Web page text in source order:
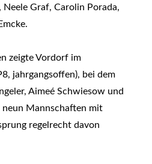
Neele Graf, Carolin Porada,
zeigte Vordorf im
jahrgangsoffen), bei dem
Aimeé Schwiesow und
neun Mannschaften mit
regelrecht davon